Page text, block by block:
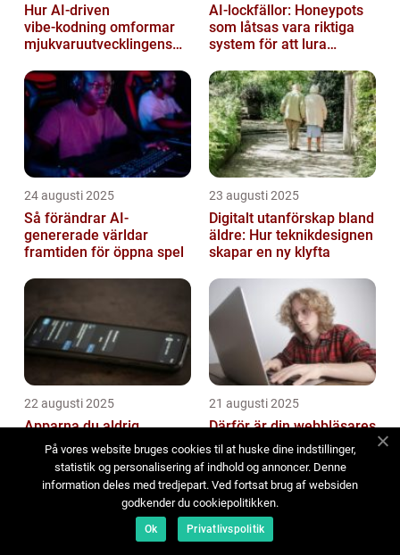
Hur AI‑driven
vibe‑kodning omformar
mjukvaruutvecklingens
AI-lockfällor: Honeypots
som låtsas vara riktiga
system för att lura
24 augusti 2025
Så förändrar AI-
genererade världar
framtiden för öppna spel
23 augusti 2025
Digitalt utanförskap bland
äldre: Hur teknikdesignen
skapar en ny klyfta
22 augusti 2025
Apparna du aldrig
använder men som
saktar ner allt
21 augusti 2025
Därför är din webbläsares
minnehantering ett
underskattat
prestandaproblem
På vores website bruges cookies til at huske dine indstillinger,
statistik og personalisering af indhold og annoncer. Denne
information deles med tredjepart. Ved fortsat brug af websiden
godkender du cookiepolitikken.
Ok Privatlivspolitik